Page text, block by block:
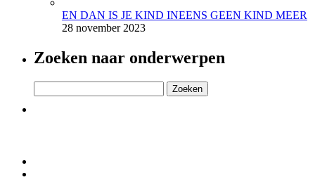
EN DAN IS JE KIND INEENS GEEN KIND MEER
28 november 2023
Zoeken naar onderwerpen
naar: